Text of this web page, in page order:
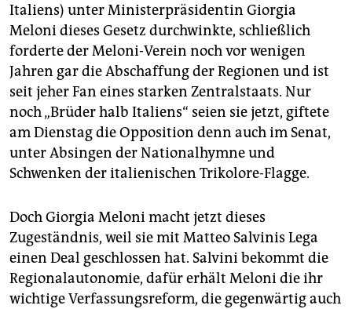
Italiens) unter Ministerpräsidentin Giorgia
Meloni dieses Gesetz durchwinkte, schließlich
forderte der Meloni-Verein noch vor wenigen
Jahren gar die Abschaffung der Regionen und ist
seit jeher Fan eines starken Zentralstaats. Nur
noch „Brüder halb Italiens“ seien sie jetzt, giftete
am Dienstag die Opposition denn auch im Senat,
unter Absingen der Nationalhymne und
Schwenken der italienischen Trikolore-Flagge.
Doch Giorgia Meloni macht jetzt dieses
Zugeständnis, weil sie mit Matteo Salvinis Lega
einen Deal geschlossen hat. Salvini bekommt die
Regionalautonomie, dafür erhält Meloni die ihr
wichtige Verfassungsreform, die gegenwärtig auch